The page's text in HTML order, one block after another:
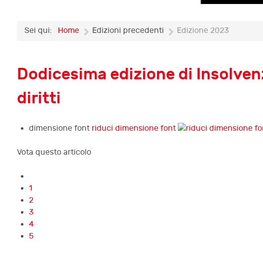
Sei qui: Home Edizioni precedenti Edizione 2023
Dodicesima edizione di
diritti
dimensione font riduci dimensione font
Vota questo articolo
1
2
3
4
5